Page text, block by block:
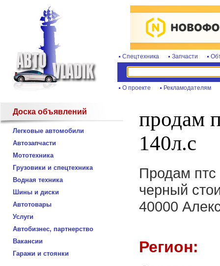
Спецтехника Запчасти
О проекте Рекламодателям
Доска объявлений
Легковые автомобили
Автозапчасти
Мототехника
Грузовики и спецтехника
Водная техника
Шины и диски
Автотовары
Услуги
Автобизнес, партнерство
Вакансии
Гаражи и стоянки
продам
140л.с
Продам птс
черный
40000
Регион: